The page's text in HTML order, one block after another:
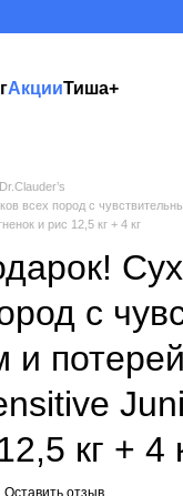
АкцииТиша+
всех пород с
и рис 12,5 кг + 4 кг
с
кг + 4
Оставить отзыв